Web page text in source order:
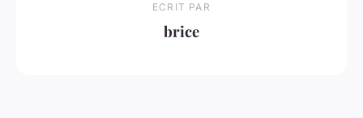
ECRIT PAR
brice